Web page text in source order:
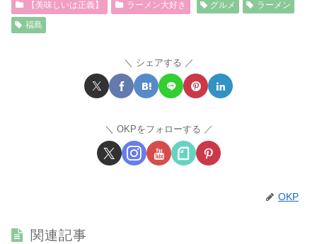
【美味しいは正義】 ラーメン大好き グルメ
ラーメン
福島
シェアする
OKPをフォローする
OKP
関連記事